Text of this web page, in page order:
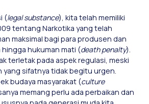
(legal substance), kita telah memiliki
tentang Narkotika yang telah
maksimal bagi para produsen dan
hukuman mati (death penalty).
terletak pada aspek regulasi, meski
yang sifatnya tidak begitu urgen.
budaya masyarakat (culture
memang perlu ada perbaikan dan